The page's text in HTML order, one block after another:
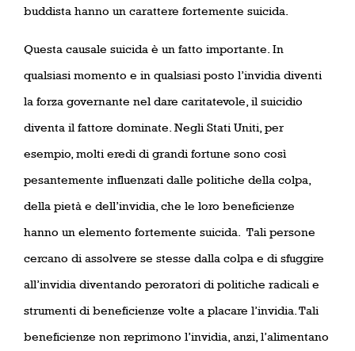
buddista hanno un carattere fortemente suicida.
Questa causale suicida è un fatto importante. In
qualsiasi momento e in qualsiasi posto l’invidia diventi
la forza governante nel dare caritatevole, il suicidio
diventa il fattore dominate. Negli Stati Uniti, per
esempio, molti eredi di grandi fortune sono così
pesantemente influenzati dalle politiche della colpa,
della pietà e dell’invidia, che le loro beneficienze
hanno un elemento fortemente suicida.
Tali persone
cercano di assolvere se stesse dalla colpa e di sfuggire
all’invidia diventando peroratori di politiche radicali e
strumenti di beneficienze volte a placare l’invidia. Tali
beneficienze non reprimono l’invidia, anzi, l’alimentano